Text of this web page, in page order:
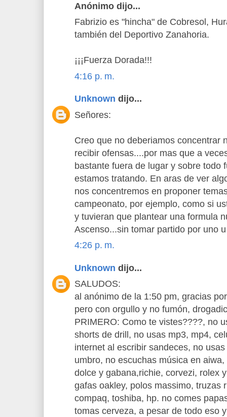
Anónimo dijo...
Fabrizio es "hincha" de Cobresol,
también del Deportivo Zanahoria.
¡¡¡Fuerza Dorada!!!
4:16 p. m.
Unknown dijo...
Señores:
Creo que no deberiamos concentrar
recibir ofensas....por mas que a
bastante fuera de lugar y sobre todo
estamos tratando. En aras de ver
nos concentremos en proponer
campeonato, por ejemplo, como si
y tuvieran que plantear una formula
Ascenso...sin tomar partido por uno
4:26 p. m.
Unknown dijo...
SALUDOS:
al anónimo de la 1:50 pm, gracias
pero con orgullo y no fumón,
PRIMERO: Como te vistes????, no
shorts de drill, no usas mp3, mp4,
internet al escribir sandeces, no
umbro, no escuchas música en
dolce y gabana,richie, corvezi, rolex
gafas oakley, polos massimo, truzas
compaq, toshiba, hp. no comes
tomas cerveza, a pesar de todo eso